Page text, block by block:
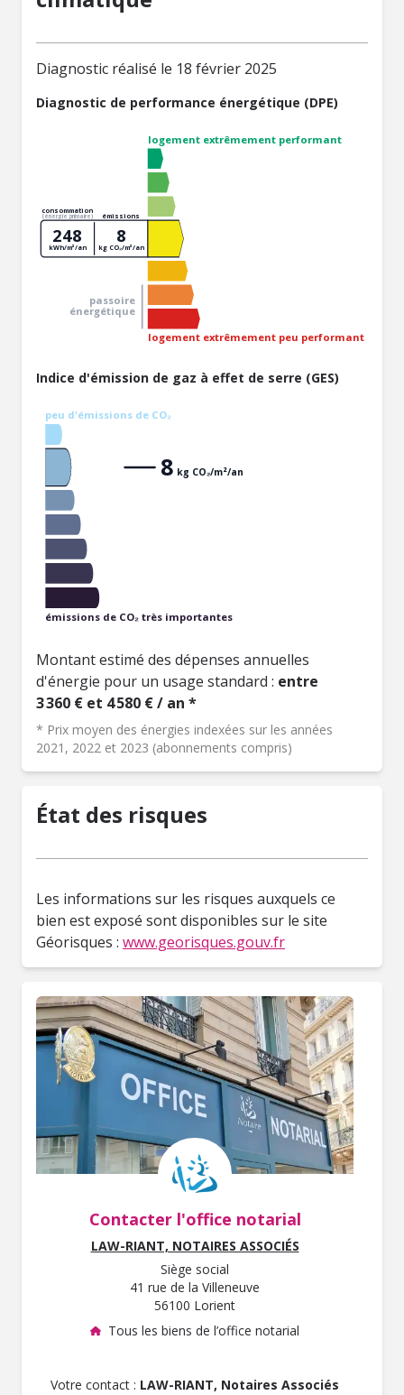
Diagnostic réalisé le 18 février 2025
Diagnostic de performance énergétique (DPE)
logement extrêmement performant
logement extrêmement peu performant
passoire
énergétique
consommation
(énergie primaire) émissions
248
kWh/m²/an
8
kg CO₂/m²/an
Indice d'émission de gaz à effet de serre (GES)
peu d'émissions de CO₂
émissions de CO₂ très importantes
8 kg CO₂/m²/an
Montant estimé des dépenses annuelles
d'énergie pour un usage standard : entre
3 360 € et 4 580 € / an *
* Prix moyen des énergies indexées sur les années
2021, 2022 et 2023 (abonnements compris)
État des risques
Les informations sur les risques auxquels ce
bien est exposé sont disponibles sur le site
Géorisques : www.georisques.gouv.fr
Contacter l'office notarial
LAW-RIANT, NOTAIRES ASSOCIÉS
Siège social
41 rue de la Villeneuve
56100 Lorient
Tous les biens de l’office notarial
Votre contact : LAW-RIANT, Notaires Associés